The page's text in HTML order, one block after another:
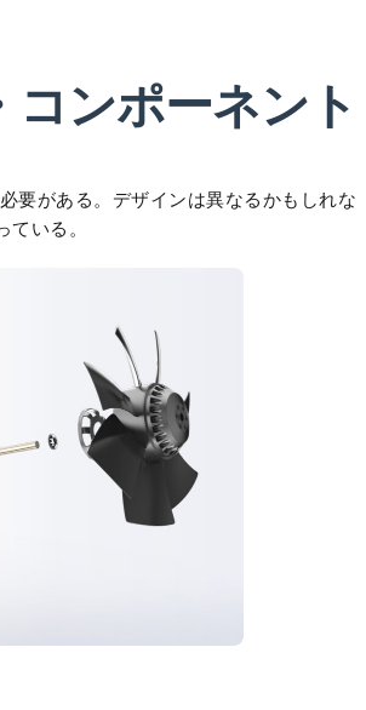
ンポーネント
要がある。デザインは異なるかもしれな
いる。